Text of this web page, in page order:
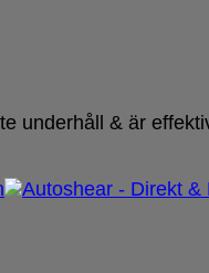
underhåll & är